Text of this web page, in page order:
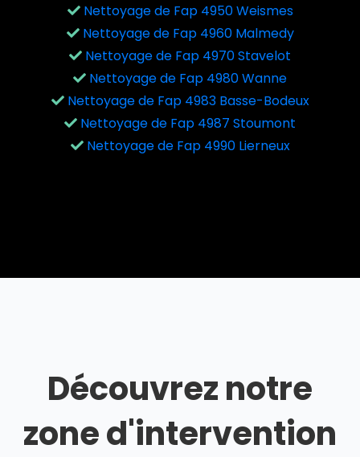
Nettoyage de Fap 4950 Weismes
Nettoyage de Fap 4960 Malmedy
Nettoyage de Fap 4970 Stavelot
Nettoyage de Fap 4980 Wanne
Nettoyage de Fap 4983 Basse-Bodeux
Nettoyage de Fap 4987 Stoumont
Nettoyage de Fap 4990 Lierneux
Découvrez notre
zone d'intervention